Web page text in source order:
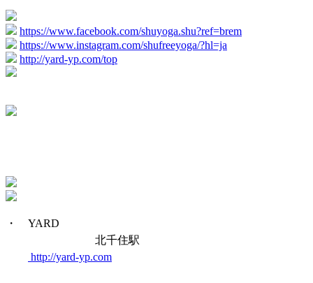
https://www.facebook.com/shuyoga.shu?ref=brem
https://www.instagram.com/shufreeyoga/?hl=ja
http://yard-yp.com/top
・ YARD
北千住駅
http://yard-yp.com